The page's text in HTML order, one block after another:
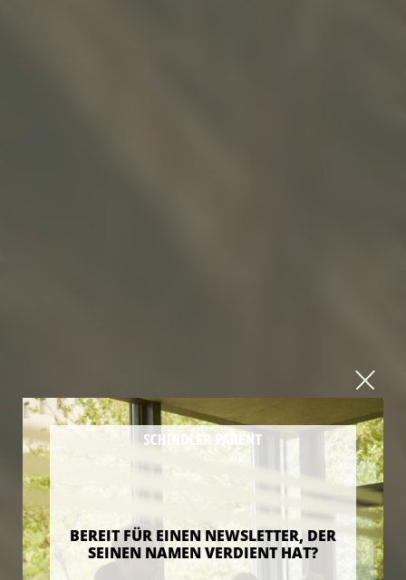
BEREIT FÜR EINEN NEWSLETTER, DER
SEINEN NAMEN VERDIENT HAT?